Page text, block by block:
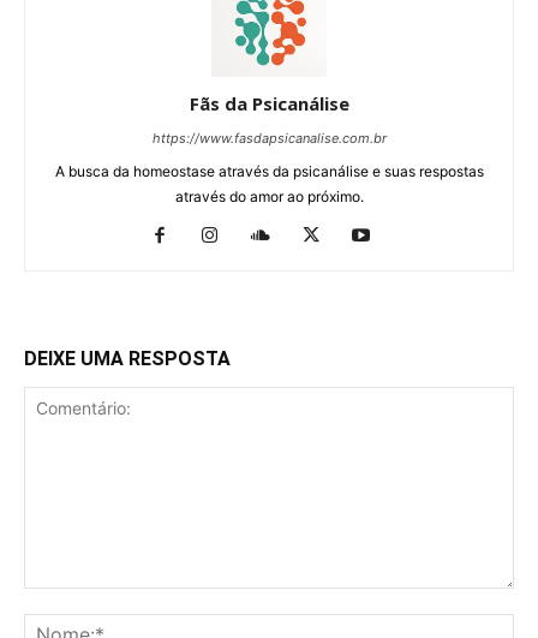
Fãs da Psicanálise
https://www.fasdapsicanalise.com.br
A busca da homeostase através da psicanálise e suas respostas
através do amor ao próximo.
DEIXE UMA RESPOSTA